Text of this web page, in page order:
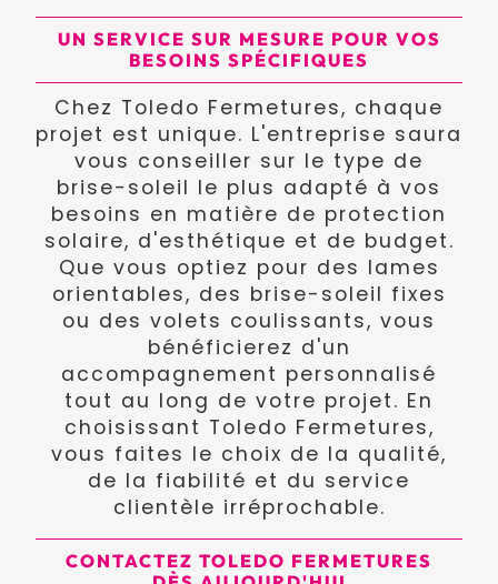
UN SERVICE SUR MESURE POUR VOS
BESOINS SPÉCIFIQUES
Chez Toledo Fermetures, chaque
projet est unique. L'entreprise saura
vous conseiller sur le type de
brise-soleil le plus adapté à vos
besoins en matière de protection
solaire, d'esthétique et de budget.
Que vous optiez pour des lames
orientables, des brise-soleil fixes
ou des volets coulissants, vous
bénéficierez d'un
accompagnement personnalisé
tout au long de votre projet. En
choisissant Toledo Fermetures,
vous faites le choix de la qualité,
de la fiabilité et du service
clientèle irréprochable.
CONTACTEZ TOLEDO FERMETURES